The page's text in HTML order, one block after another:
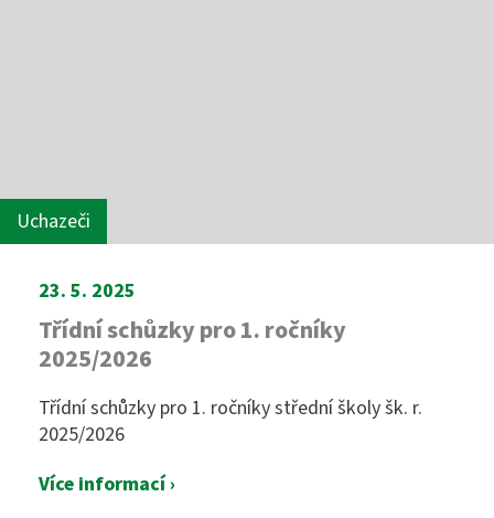
Uchazeči
23. 5. 2025
Třídní schůzky pro 1. ročníky
2025/2026
Třídní schůzky pro 1. ročníky střední školy šk. r.
2025/2026
Více informací ›